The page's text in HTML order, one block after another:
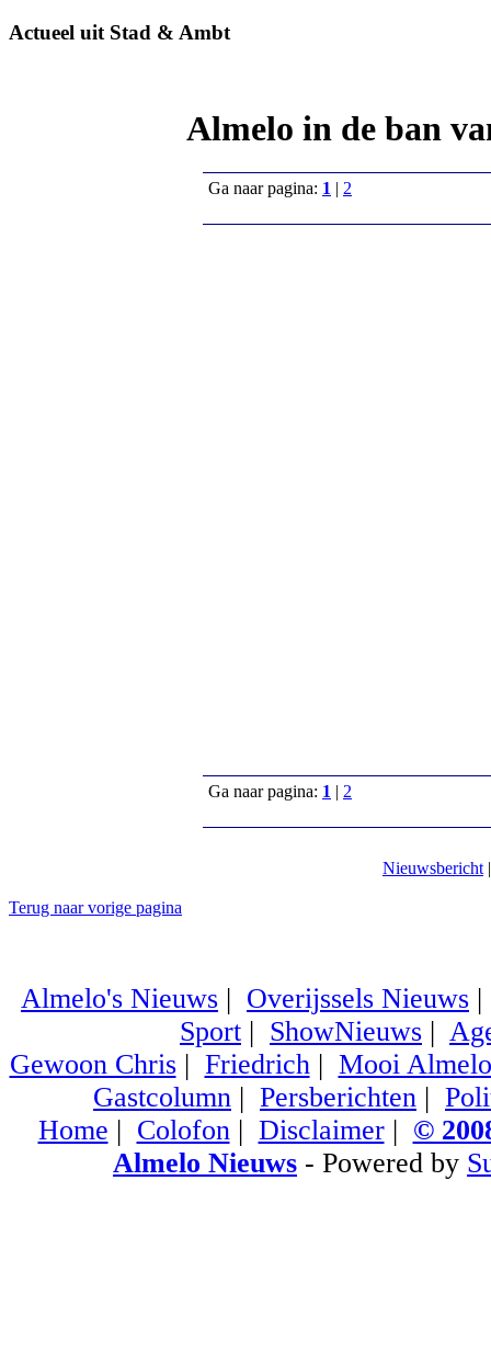
Actueel uit Stad & Ambt
Almelo in de ban
Ga naar pagina: 1 | 2
Ga naar pagina: 1 | 2
Nieuwsbericht
Terug naar vorige pagina
Almelo's Nieuws | Overijssels Nieuws
Sport | ShowNieuws |
Gewoon Chris| Friedrich| Mooi Almelo
Gastcolumn | Persberichten |
Home | Colofon| Disclaimer| ©
Almelo Nieuws - Powered by